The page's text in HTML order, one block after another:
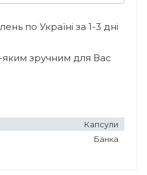
по Україні за 1-3 дні
зручним для Вас
Капсули
Банка